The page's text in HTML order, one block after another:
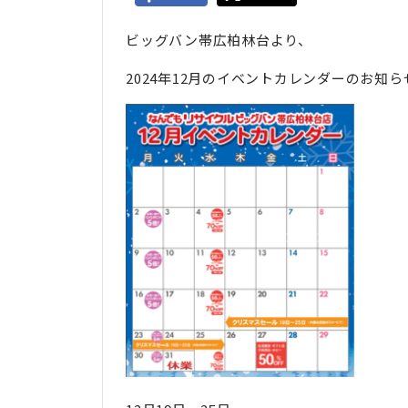
ビッグバン帯広柏林台より、
2024年12月のイベントカレンダーのお知ら